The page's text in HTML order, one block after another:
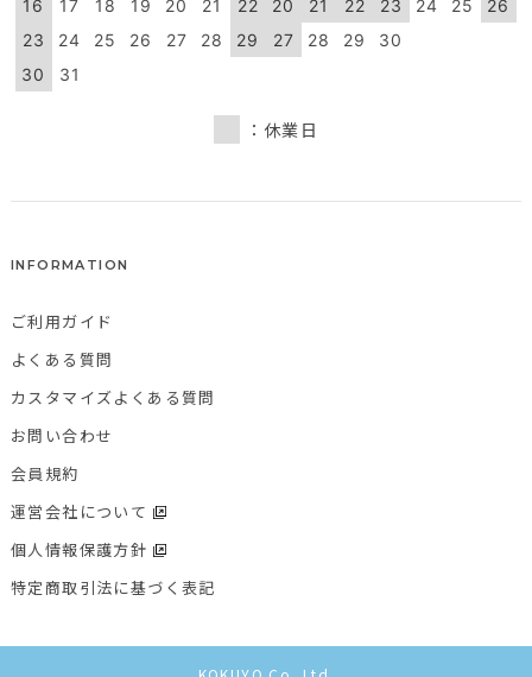
16
17 18 19 20 21
22
23
24 25 26 27 28
29
30
31
20
21 22 23 24 25
26
27
28 29 30
：休業日
INFORMATION
ご利用ガイド
よくある質問
カスタマイズよくある質問
お問い合わせ
会員規約
運営会社について
個人情報保護方針
特定商取引法に基づく表記